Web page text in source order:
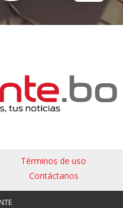
Términos de uso
Contáctanos